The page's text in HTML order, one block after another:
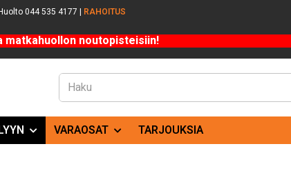
044 535 4177 | RAHOITUS
matkahuollon noutopisteisiin!
VARAOSAT TARJOUKSIA